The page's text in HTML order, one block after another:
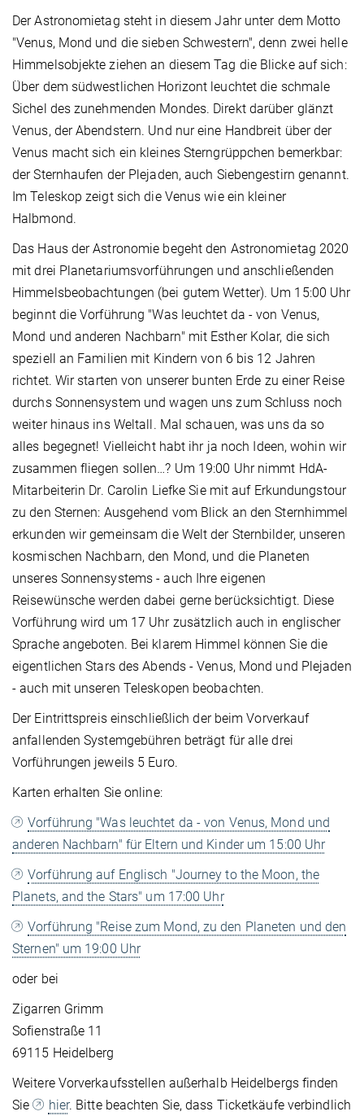
Der Astronomietag steht in diesem Jahr unter dem Motto
"Venus, Mond und die sieben Schwestern", denn zwei helle
Himmelsobjekte ziehen an diesem Tag die Blicke auf sich:
Über dem südwestlichen Horizont leuchtet die schmale
Sichel des zunehmenden Mondes. Direkt darüber glänzt
Venus, der Abendstern. Und nur eine Handbreit über der
Venus macht sich ein kleines Sterngrüppchen bemerkbar:
der Sternhaufen der Plejaden, auch Siebengestirn genannt.
Im Teleskop zeigt sich die Venus wie ein kleiner
Halbmond.
Das Haus der Astronomie begeht den Astronomietag 2020
mit drei Planetariumsvorführungen und anschließenden
Himmelsbeobachtungen (bei gutem Wetter). Um 15:00 Uhr
beginnt die Vorführung "Was leuchtet da - von Venus,
Mond und anderen Nachbarn" mit Esther Kolar, die sich
speziell an Familien mit Kindern von 6 bis 12 Jahren
richtet. Wir starten von unserer bunten Erde zu einer Reise
durchs Sonnensystem und wagen uns zum Schluss noch
weiter hinaus ins Weltall. Mal schauen, was uns da so
alles begegnet! Vielleicht habt ihr ja noch Ideen, wohin wir
zusammen fliegen sollen…? Um 19:00 Uhr nimmt HdA-
Mitarbeiterin Dr. Carolin Liefke Sie mit auf Erkundungstour
zu den Sternen: Ausgehend vom Blick an den Sternhimmel
erkunden wir gemeinsam die Welt der Sternbilder, unseren
kosmischen Nachbarn, den Mond, und die Planeten
unseres Sonnensystems - auch Ihre eigenen
Reisewünsche werden dabei gerne berücksichtigt. Diese
Vorführung wird um 17 Uhr zusätzlich auch in englischer
Sprache angeboten. Bei klarem Himmel können Sie die
eigentlichen Stars des Abends - Venus, Mond und Plejaden
- auch mit unseren Teleskopen beobachten.
Der Eintrittspreis einschließlich der beim Vorverkauf
anfallenden Systemgebühren beträgt für alle drei
Vorführungen jeweils 5 Euro.
Karten erhalten Sie online:
Vorführung "Was leuchtet da - von Venus, Mond und
anderen Nachbarn" für Eltern und Kinder um 15:00 Uhr
Vorführung auf Englisch "Journey to the Moon, the
Planets, and the Stars" um 17:00 Uhr
Vorführung "Reise zum Mond, zu den Planeten und den
Sternen" um 19:00 Uhr
oder bei
Zigarren Grimm
Sofienstraße 11
69115 Heidelberg
Weitere Vorverkaufsstellen außerhalb Heidelbergs finden
Sie
hier. Bitte beachten Sie, dass Ticketkäufe verbindlich